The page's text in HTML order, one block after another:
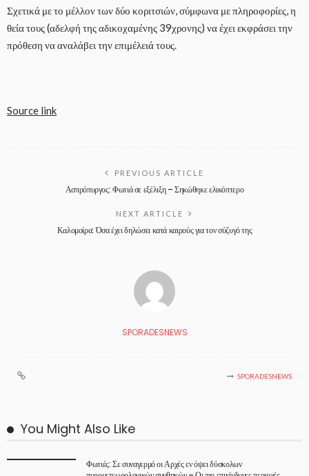
Σχετικά με το μέλλον των δύο κοριτσιών, σύμφωνα με πληροφορίες, η
θεία τους (αδελφή της αδικοχαμένης 39χρονης) να έχει εκφράσει την
πρόθεση να αναλάβει την επιμέλειά τους.
Source link
PREVIOUS ARTICLE
Ασπρόπυργος: Φωτιά σε εξέλιξη – Σηκώθηκε ελικόπτερο
NEXT ARTICLE
Καλομοίρα: Όσα έχει δηλώσει κατά καιρούς για τον σύζυγό της
SPORADESNEWS
SPORADESNEWS
You Might Also Like
Φωτιές: Σε συναγερμό οι Αρχές εν όψει δύσκολων